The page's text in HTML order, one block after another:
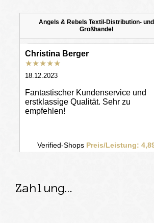
Zahlung…